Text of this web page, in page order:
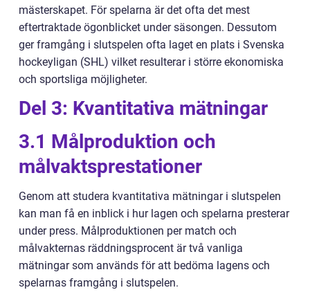
mästerskapet. För spelarna är det ofta det mest
eftertraktade ögonblicket under säsongen. Dessutom
ger framgång i slutspelen ofta laget en plats i Svenska
hockeyligan (SHL) vilket resulterar i större ekonomiska
och sportsliga möjligheter.
Del 3: Kvantitativa mätningar
3.1 Målproduktion och
målvaktsprestationer
Genom att studera kvantitativa mätningar i slutspelen
kan man få en inblick i hur lagen och spelarna presterar
under press. Målproduktionen per match och
målvakternas räddningsprocent är två vanliga
mätningar som används för att bedöma lagens och
spelarnas framgång i slutspelen.